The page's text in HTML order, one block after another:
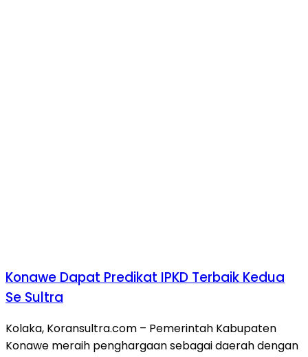
Konawe Dapat Predikat IPKD Terbaik Kedua
Se Sultra
Kolaka, Koransultra.com – Pemerintah Kabupaten
Konawe meraih penghargaan sebagai daerah dengan